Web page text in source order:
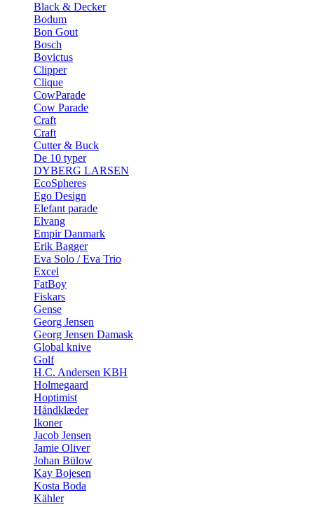
Black & Decker
Bodum
Bon Gout
Bosch
Bovictus
Clipper
Clique
CowParade
Cow Parade
Craft
Craft
Cutter & Buck
De 10 typer
DYBERG LARSEN
EcoSpheres
Ego Design
Elefant parade
Elvang
Empir Danmark
Erik Bagger
Eva Solo / Eva Trio
Excel
FatBoy
Fiskars
Gense
Georg Jensen
Georg Jensen Damask
Global knive
Golf
H.C. Andersen KBH
Holmegaard
Hoptimist
Håndklæder
Ikoner
Jacob Jensen
Jamie Oliver
Johan Bülow
Kay Bojesen
Kosta Boda
Kähler